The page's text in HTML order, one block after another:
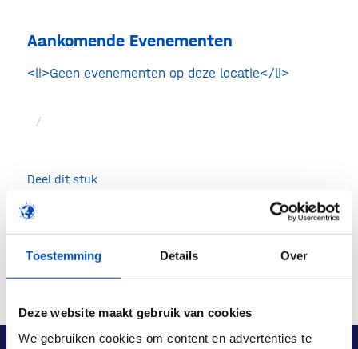
Toestemming Details Over
Deze website maakt gebruik van cookies
We gebruiken cookies om content en advertenties te
Aankomende Evenementen
<li>Geen evenementen op deze locatie</li>
/
Deel dit stuk